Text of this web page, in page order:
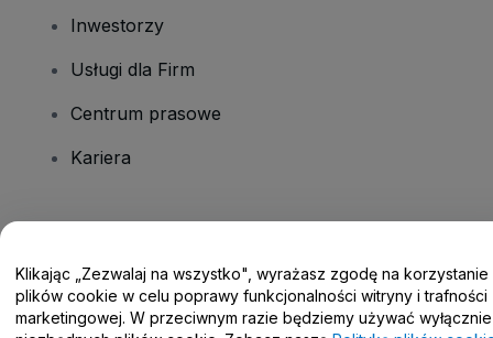
Inwestorzy
Usługi dla Firm
Centrum prasowe
Kariera
Centrum pomocy / Skontaktuj się z nami
Klikając „Zezwalaj na wszystko", wyrażasz zgodę na korzystanie
plików cookie w celu poprawy funkcjonalności witryny i trafności
marketingowej. W przeciwnym razie będziemy używać wyłącznie